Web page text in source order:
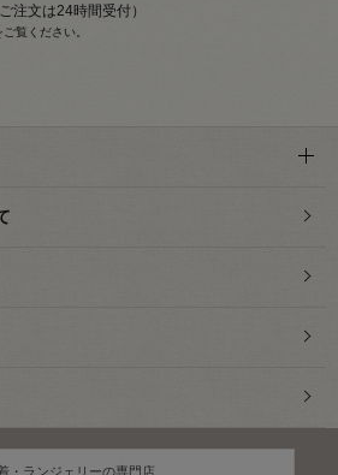
注文は24時間受付）
ご覧ください。
・ランジェリーの専門店